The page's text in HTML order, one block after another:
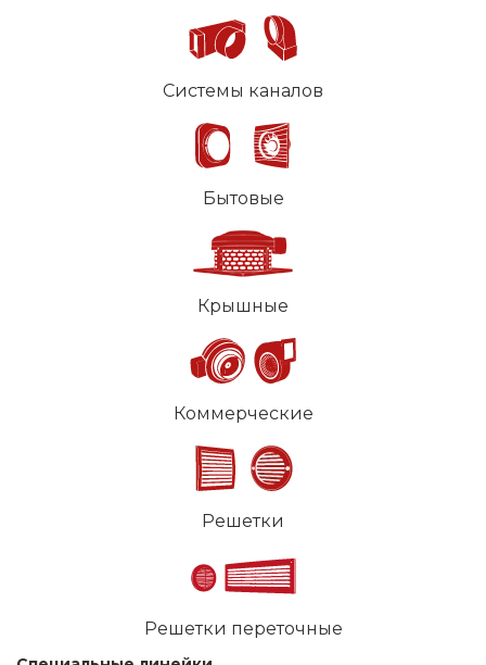
Системы каналов
Бытовые
Крышные
Коммерческие
Решетки
Решетки переточные